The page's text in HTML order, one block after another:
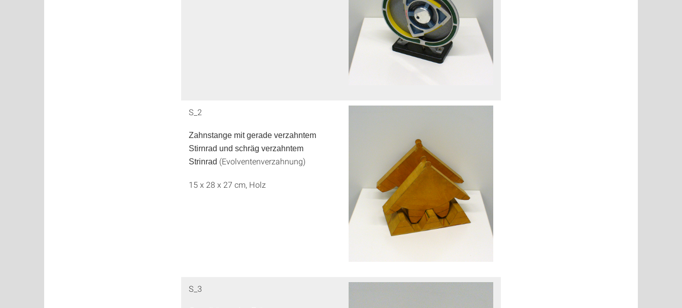
S_2
Zahnstange mit gerade verzahntem
Stirnrad und schräg verzahntem
Strinrad (Evolventenverzahnung)
15 x 28 x 27 cm, Holz
S_3